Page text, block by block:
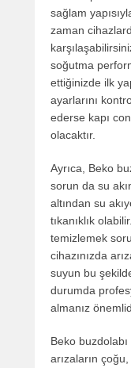
sağlam
zaman
soğutma
ettiğinizde ilk
ayarlarını
ederse kapı
olacaktır.
Ayrıca, Beko
sorun da su
altından su
tıkanıklık
temizlemek
cihazınızda
suyun bu
durumda
almanız
Beko buzdolabı
arızaların